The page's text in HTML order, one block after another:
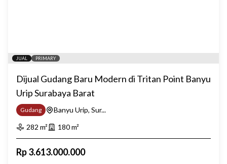
JUAL PRIMARY
Dijual Gudang Baru Modern di Tritan Point Banyu
Urip Surabaya Barat
Gudang
Banyu Urip, Sur...
282 m² 180m²
Rp3.613.000.000